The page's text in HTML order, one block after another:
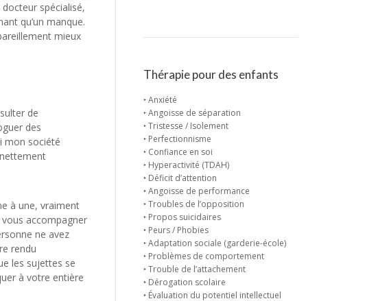
spécialisé,
qu’un manque.
mieux
de
des
mon société
à une, vraiment
accompagner
ne avez
rendu
les sujettes se
à votre entière
Thérapie pour des enfants
‣ Anxiété
‣ Angoisse de séparation
‣ Tristesse / Isolement
‣ Perfectionnisme
‣ Confiance en soi
‣ Hyperactivité (TDAH)
‣ Déficit d’attention
‣ Angoisse de performance
‣ Troubles de l’opposition
‣ Propos suicidaires
‣ Peurs / Phobies
‣ Adaptation sociale (garderie-école)
‣ Problèmes de comportement
‣ Trouble de l’attachement
‣ Dérogation scolaire
‣ Évaluation du potentiel intellectuel